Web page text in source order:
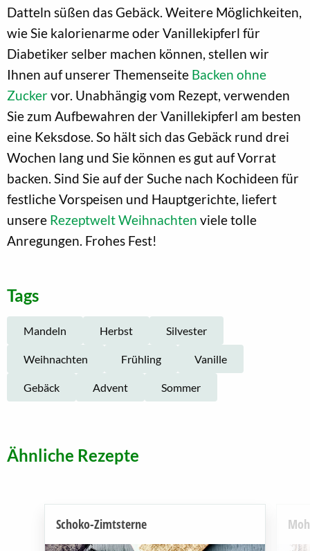
Datteln süßen das Gebäck. Weitere Möglichkeiten,
wie Sie kalorienarme oder Vanillekipferl für
Diabetiker selber machen können, stellen wir
Ihnen auf unserer Themenseite Backen ohne
Zuckervor. Unabhängig vom Rezept, verwenden
Sie zum Aufbewahren der Vanillekipferl am besten
eine Keksdose. So hält sich das Gebäck rund drei
Wochen lang und Sie können es gut auf Vorrat
backen. Sind Sie auf der Suche nach Kochideen für
festliche Vorspeisen und Hauptgerichte, liefert
unsere Rezeptwelt Weihnachten viele tolle
Anregungen. Frohes Fest!
Tags
Mandeln Herbst Silvester
Weihnachten Frühling Vanille
Gebäck Advent Sommer
Ähnliche Rezepte
Schoko-Zimtsterne